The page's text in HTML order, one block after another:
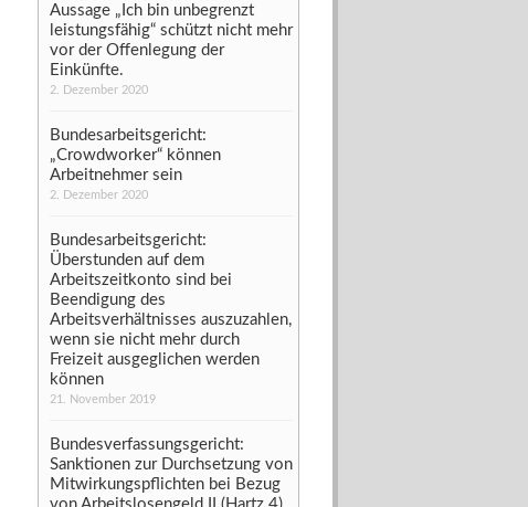
Aussage „Ich bin unbegrenzt
leistungsfähig“ schützt nicht mehr
vor der Offenlegung der
Einkünfte.
2. Dezember 2020
Bundesarbeitsgericht:
„Crowdworker“ können
Arbeitnehmer sein
2. Dezember 2020
Bundesarbeitsgericht:
Überstunden auf dem
Arbeitszeitkonto sind bei
Beendigung des
Arbeitsverhältnisses auszuzahlen,
wenn sie nicht mehr durch
Freizeit ausgeglichen werden
können
21. November 2019
Bundesverfassungsgericht:
Sanktionen zur Durchsetzung von
Mitwirkungspflichten bei Bezug